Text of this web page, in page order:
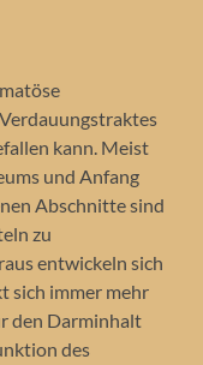
kann. Meist
und Anfang
Abschnitte sind
zu
entwickeln sich
sich immer mehr
den Darminhalt
des